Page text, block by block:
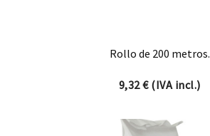
Rollo de 200 metros.
9,32€(IVA incl.)